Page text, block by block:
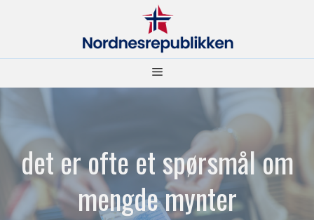
Meny
det er ofte et spørsmål om
mengde mynter